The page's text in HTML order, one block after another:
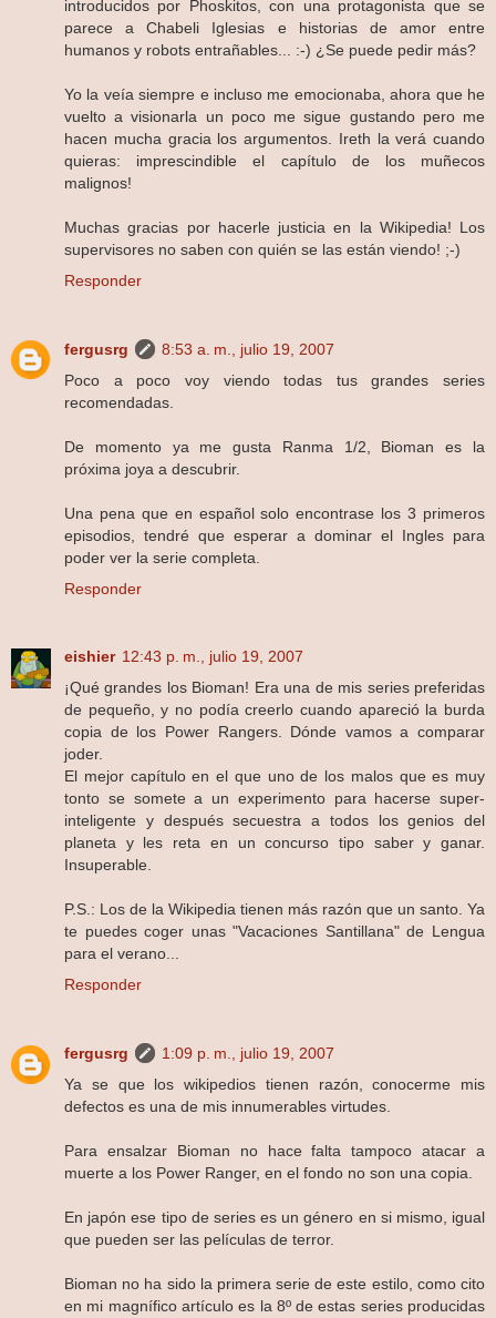
introducidos por Phoskitos, con una protagonista que se
parece a Chabeli Iglesias e historias de amor entre
humanos y robots entrañables... :-) ¿Se puede pedir más?
Yo la veía siempre e incluso me emocionaba, ahora que he
vuelto a visionarla un poco me sigue gustando pero me
hacen mucha gracia los argumentos. Ireth la verá cuando
quieras: imprescindible el capítulo de los muñecos
malignos!
Muchas gracias por hacerle justicia en la Wikipedia! Los
supervisores no saben con quién se las están viendo! ;-)
Responder
fergusrg
8:53 a. m., julio 19, 2007
Poco a poco voy viendo todas tus grandes series
recomendadas.
De momento ya me gusta Ranma 1/2, Bioman es la
próxima joya a descubrir.
Una pena que en español solo encontrase los 3 primeros
episodios, tendré que esperar a dominar el Ingles para
poder ver la serie completa.
Responder
eishier 12:43 p. m., julio 19, 2007
¡Qué grandes los Bioman! Era una de mis series preferidas
de pequeño, y no podía creerlo cuando apareció la burda
copia de los Power Rangers. Dónde vamos a comparar
joder.
El mejor capítulo en el que uno de los malos que es muy
tonto se somete a un experimento para hacerse super-
inteligente y después secuestra a todos los genios del
planeta y les reta en un concurso tipo saber y ganar.
Insuperable.
P.S.: Los de la Wikipedia tienen más razón que un santo. Ya
te puedes coger unas "Vacaciones Santillana" de Lengua
para el verano...
Responder
fergusrg
1:09 p. m., julio 19, 2007
Ya se que los wikipedios tienen razón, conocerme mis
defectos es una de mis innumerables virtudes.
Para ensalzar Bioman no hace falta tampoco atacar a
muerte a los Power Ranger, en el fondo no son una copia.
En japón ese tipo de series es un género en si mismo, igual
que pueden ser las películas de terror.
Bioman no ha sido la primera serie de este estilo, como cito
en mi magnífico artículo es la 8º de estas series producidas